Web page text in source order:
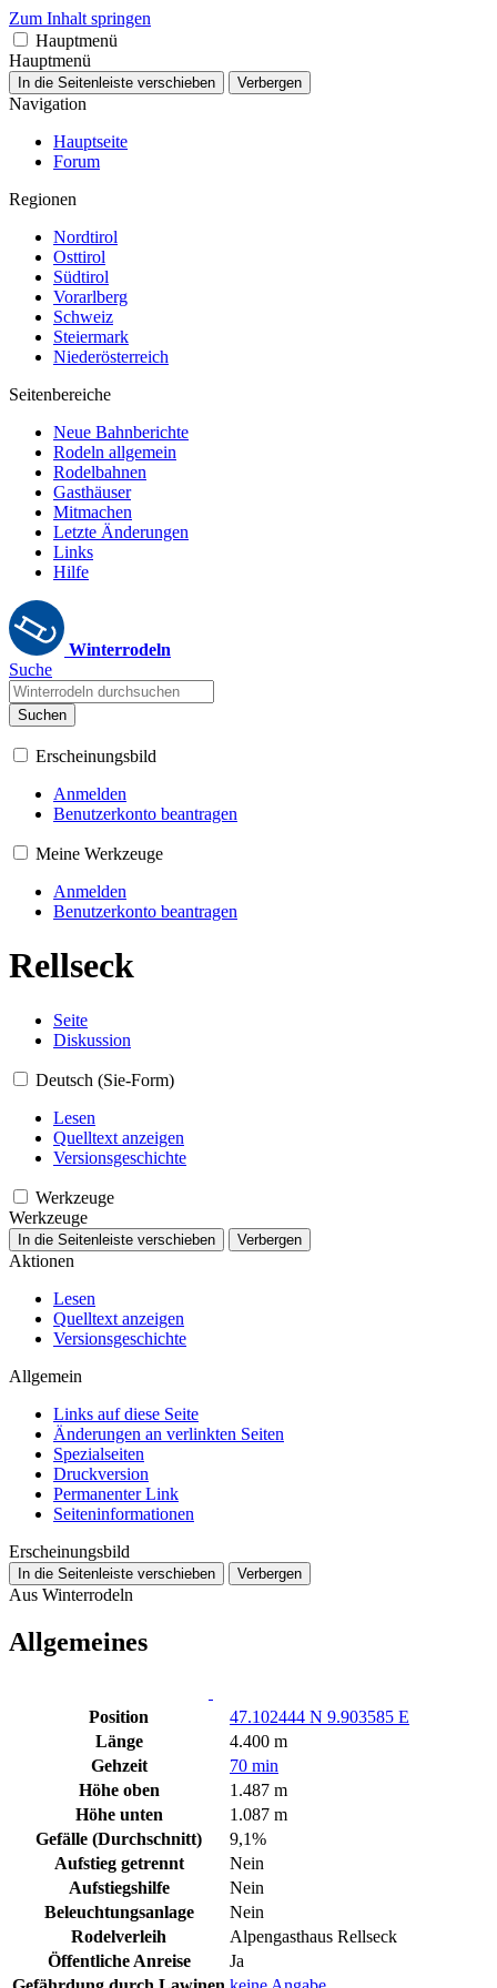
Zum Inhalt springen
Hauptmenü
Hauptmenü
In die Seitenleiste verschieben Verbergen
Navigation
Hauptseite
Forum
Regionen
Nordtirol
Osttirol
Südtirol
Vorarlberg
Schweiz
Steiermark
Niederösterreich
Seitenbereiche
Neue Bahnberichte
Rodeln allgemein
Rodelbahnen
Gasthäuser
Mitmachen
Letzte Änderungen
Links
Hilfe
Winterrodeln
Suche
Suchen
Erscheinungsbild
Anmelden
Benutzerkonto beantragen
Meine Werkzeuge
Anmelden
Benutzerkonto beantragen
Rellseck
Seite
Diskussion
Deutsch (Sie-Form)
Lesen
Quelltext anzeigen
Versionsgeschichte
Werkzeuge
Werkzeuge
In die Seitenleiste verschieben Verbergen
Aktionen
Lesen
Quelltext anzeigen
Versionsgeschichte
Allgemein
Links auf diese Seite
Änderungen an verlinkten Seiten
Spezialseiten
Druckversion
Permanenter Link
Seiten­­informationen
Erscheinungsbild
In die Seitenleiste verschieben Verbergen
Aus Winterrodeln
Allgemeines
Position
47.102444 N 9.903585 E
Länge
4.400 m
Gehzeit
70 min
Höhe oben
1.487 m
Höhe unten
1.087 m
Gefälle (Durchschnitt)
9,1%
Aufstieg getrennt
Nein
Aufstiegshilfe
Nein
Beleuchtungsanlage
Nein
Rodelverleih
Alpengasthaus Rellseck
Öffentliche Anreise
Ja